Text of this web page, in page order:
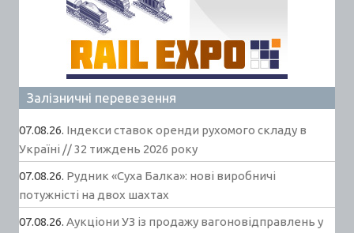
Залізничні перевезення
07.08.26. Індекси ставок оренди рухомого складу в
Україні // 32 тиждень 2026 року
07.08.26. Рудник «Суха Балка»: нові виробничі
потужністі на двох шахтах
07.08.26. Аукціони УЗ із продажу вагоновідправлень у